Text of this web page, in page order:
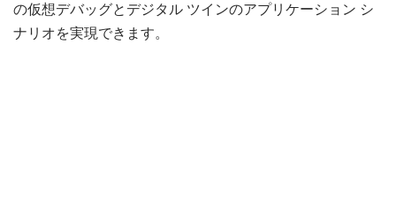
の仮想デバッグとデジタル ツインのアプリケーション シ
ナリオを実現できます。